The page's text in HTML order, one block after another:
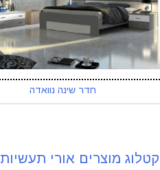
חדר שינה נוואדה
קטלוג מוצרים אורי תעשיות